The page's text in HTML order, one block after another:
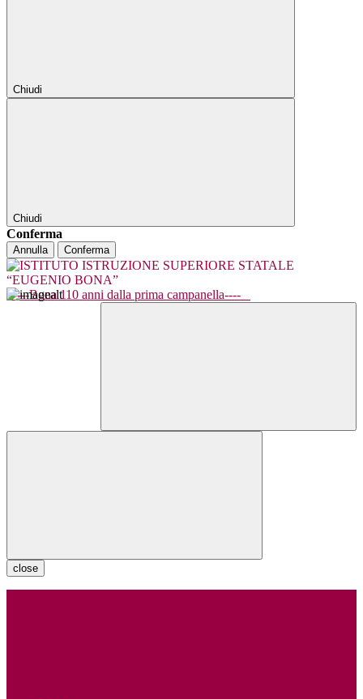
Chiudi
Chiudi
Conferma
Annulla Conferma
----Bona 110 anni dalla prima campanella----
close